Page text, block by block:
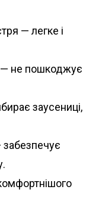
— легке і
— не пошкоджує
заусениці,
забезпечує